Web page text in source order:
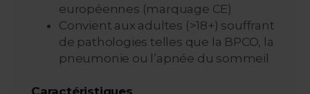
européennes (marquage CE)
Convient aux adultes (>18+) souffrant
de pathologies telles que la BPCO, la
pneumonie ou l’apnée du sommeil
Caractéristiques